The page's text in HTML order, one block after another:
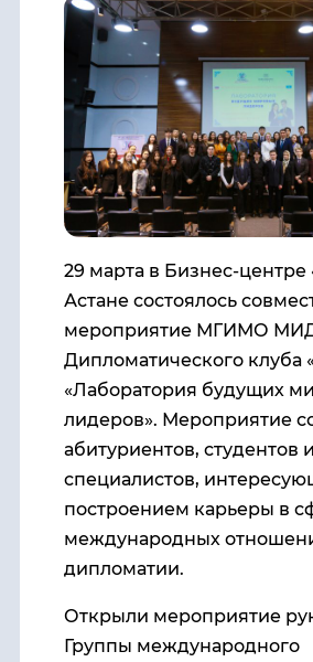
29 марта в Бизнес-центре
Астане состоялось
мероприятие МГИМО
Дипломатического клуба
«Лаборатория будущих
лидеров». Мероприятие
абитуриентов, студентов
специалистов,
построением карьеры в
международных
дипломатии.
Открыли мероприятие
Группы международного